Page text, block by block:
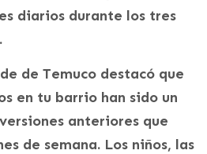
diarios durante los tres
de Temuco destacó que
en tu barrio han sido un
anteriores que
de semana. Los niños, las